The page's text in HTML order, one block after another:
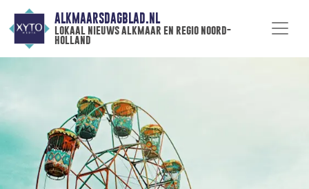
ALKMAARSDAGBLAD.NL
lokaal nieuws alkmaar en regio noord-
holland